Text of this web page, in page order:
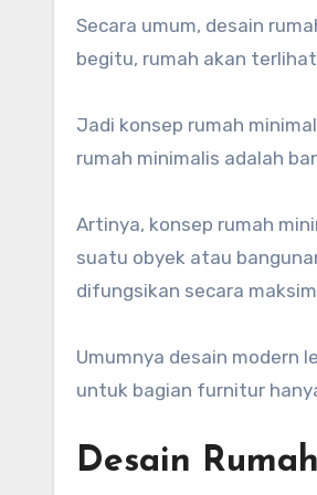
Secara umum, desain
begitu, rumah akan
Jadi konsep rumah
rumah minimalis adalah
Artinya, konsep rumah
suatu obyek atau
difungsikan secara
Umumnya desain modern
untuk bagian furnitur
Desain